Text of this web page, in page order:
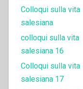
Colloqui sulla vita
salesiana
colloqui sulla vita
salesiana 16
Colloqui sulla vita
salesiana 17